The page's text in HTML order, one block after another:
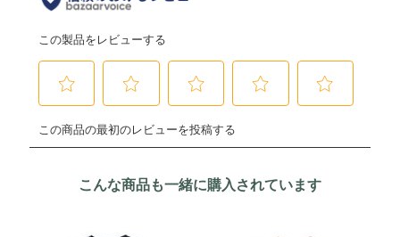
こんな商品も一緒に購入されています